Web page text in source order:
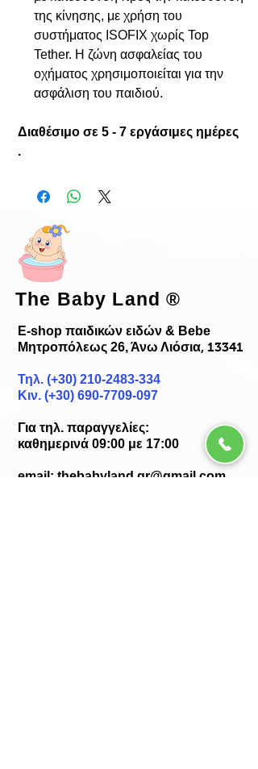
της κίνησης, με χρήση του
συστήματος ISOFIX χωρίς Top
Tether. Η ζώνη ασφαλείας του
οχήματος χρησιμοποιείται για την
ασφάλιση του παιδιού.
Διαθέσιμο σε 5 - 7 εργάσιμες ημέρες
.
The Baby Land®
E-shop παιδικών ειδών & Bebe
Μητροπόλεως 26, Άνω Λιόσια, 13341
Τηλ. (+30) 210-2483-334
Κιν. (+30) 690-7709-097
Για τηλ. παραγγελίες:
καθημερινά 09:00 με 17:00
email: thebabyland.gr@gmail.com